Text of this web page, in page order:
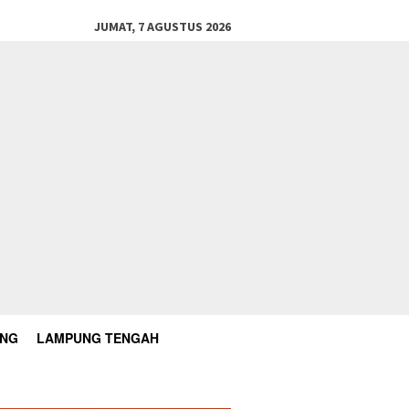
JUMAT, 7 AGUSTUS 2026
LAMPUNG TENGAH